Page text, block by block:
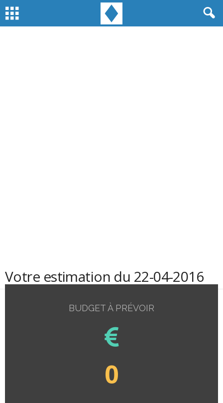
Votre estimation du 22-04-2016
BUDGET À PRÉVOIR
0